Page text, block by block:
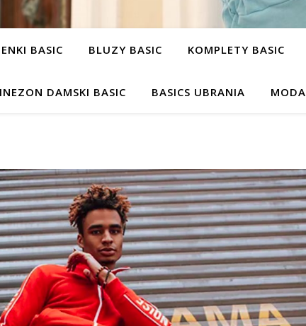
BASIC BLUZY BASIC KOMPLETY BASIC
DAMSKI BASIC BASICS UBRANIA MODA